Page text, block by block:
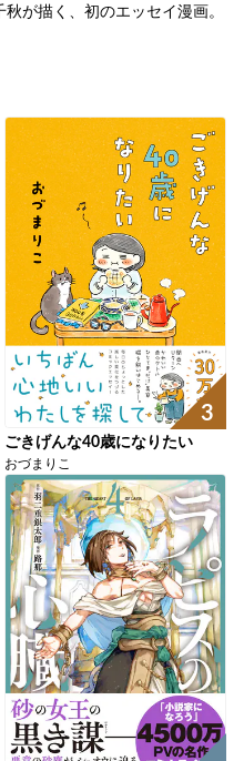
が描く、初のエッセイ漫画。
3
ごきげんな40歳になりたい
おづまりこ